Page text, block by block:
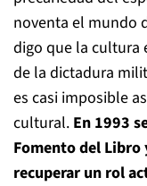
noventa el mundo
digo que la cultura
de la dictadura
es casi imposible
cultural. En 1993
Fomento del Libro
recuperar un rol